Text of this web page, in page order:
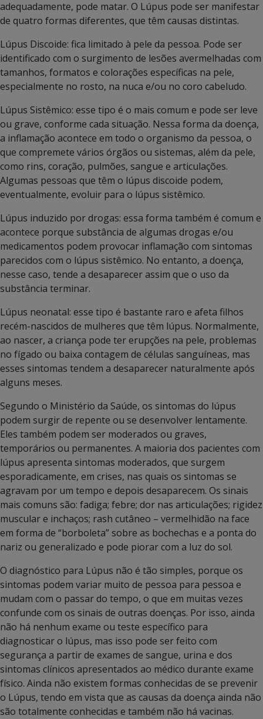
adequadamente, pode matar. O Lúpus pode ser manifestar
de quatro formas diferentes, que têm causas distintas.
Lúpus Discoide: fica limitado à pele da pessoa. Pode ser
identificado com o surgimento de lesões avermelhadas com
tamanhos, formatos e colorações específicas na pele,
especialmente no rosto, na nuca e/ou no coro cabeludo.
Lúpus Sistêmico: esse tipo é o mais comum e pode ser leve
ou grave, conforme cada situação. Nessa forma da doença,
a inflamação acontece em todo o organismo da pessoa, o
que compremete vários órgãos ou sistemas, além da pele,
como rins, coração, pulmões, sangue e articulações.
Algumas pessoas que têm o lúpus discoide podem,
eventualmente, evoluir para o lúpus sistêmico.
Lúpus induzido por drogas: essa forma também é comum e
acontece porque substância de algumas drogas e/ou
medicamentos podem provocar inflamação com sintomas
parecidos com o lúpus sistêmico. No entanto, a doença,
nesse caso, tende a desaparecer assim que o uso da
substância terminar.
Lúpus neonatal: esse tipo é bastante raro e afeta filhos
recém-nascidos de mulheres que têm lúpus. Normalmente,
ao nascer, a criança pode ter erupções na pele, problemas
no fígado ou baixa contagem de células sanguíneas, mas
esses sintomas tendem a desaparecer naturalmente após
alguns meses.
Segundo o Ministério da Saúde, os sintomas do lúpus
podem surgir de repente ou se desenvolver lentamente.
Eles também podem ser moderados ou graves,
temporários ou permanentes. A maioria dos pacientes com
lúpus apresenta sintomas moderados, que surgem
esporadicamente, em crises, nas quais os sintomas se
agravam por um tempo e depois desaparecem. Os sinais
mais comuns são: fadiga; febre; dor nas articulações; rigidez
muscular e inchaços; rash cutâneo – vermelhidão na face
em forma de “borboleta” sobre as bochechas e a ponta do
nariz ou generalizado e pode piorar com a luz do sol.
O diagnóstico para Lúpus não é tão simples, porque os
sintomas podem variar muito de pessoa para pessoa e
mudam com o passar do tempo, o que em muitas vezes
confunde com os sinais de outras doenças. Por isso, ainda
não há nenhum exame ou teste específico para
diagnosticar o lúpus, mas isso pode ser feito com
segurança a partir de exames de sangue, urina e dos
sintomas clínicos apresentados ao médico durante exame
físico. Ainda não existem formas conhecidas de se prevenir
o Lúpus, tendo em vista que as causas da doença ainda não
são totalmente conhecidas e também não há vacinas.